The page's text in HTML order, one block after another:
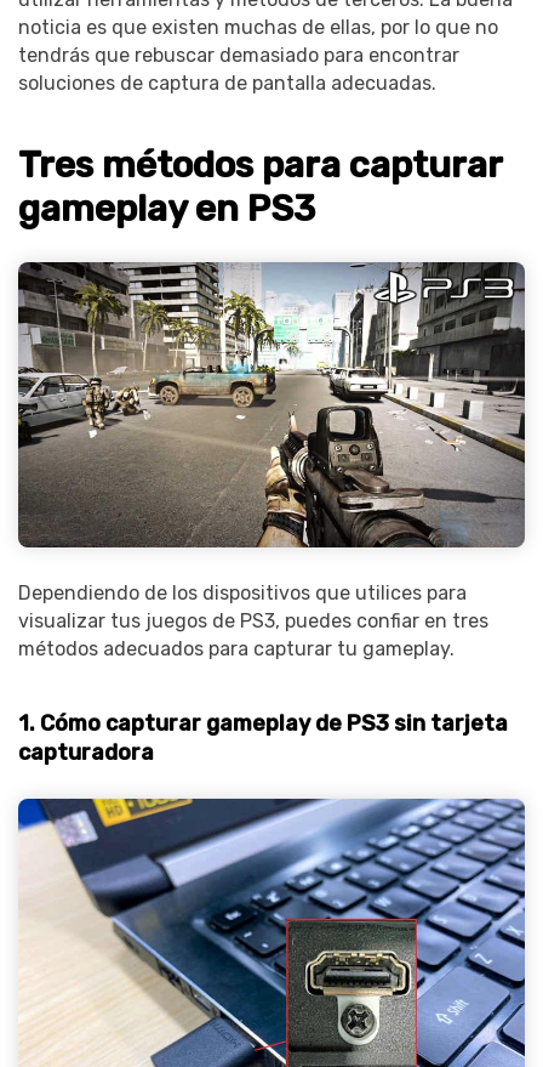
noticia es que existen muchas de ellas, por lo que no
tendrás que rebuscar demasiado para encontrar
soluciones de captura de pantalla adecuadas.
Tres métodos para capturar
gameplay en PS3
Dependiendo de los dispositivos que utilices para
visualizar tus juegos de PS3, puedes confiar en tres
métodos adecuados para capturar tu gameplay.
1. Cómo capturar gameplay de PS3 sin tarjeta
capturadora